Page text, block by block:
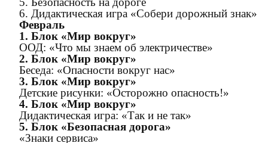
6. Дидактическая игра «Собери дорожный знак»
Февраль
1. Блок «Мир вокруг»
ООД: «Что мы знаем об электричестве»
2. Блок «Мир вокруг»
Беседа: «Опасности вокруг нас»
3. Блок «Мир вокруг»
Детские рисунки: «Осторожно опасность!»
4. Блок «Мир вокруг»
Дидактическая игра: «Так и не так»
5. Блок «Безопасная дорога»
«Знаки сервиса»